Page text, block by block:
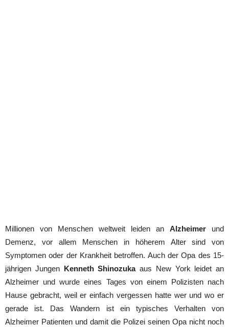
Millionen von Menschen weltweit leiden an Alzheimer und
Demenz, vor allem Menschen in höherem Alter sind von
Symptomen oder der Krankheit betroffen. Auch der Opa des 15-
jährigen JungenKenneth Shinozukaaus New York leidet an
Alzheimer und wurde eines Tages von einem Polizisten nach
Hause gebracht, weil er einfach vergessen hatte wer und wo er
gerade ist. Das Wandern ist ein typisches Verhalten von
Alzheimer Patienten und damit die Polizei seinen Opa nicht noch